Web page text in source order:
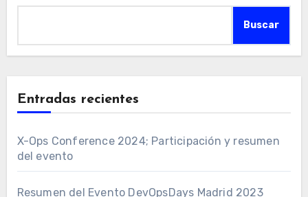
Buscar
Entradas recientes
X-Ops Conference 2024; Participación y resumen
del evento
Resumen del Evento DevOpsDays Madrid 2023